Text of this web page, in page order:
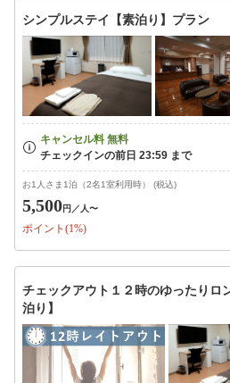
シンプルステイ【素泊り】プラン
お1人さま1泊（2名1室利用時） (税込)
5,500円 ／人〜
ポイント(1%)
チェックアウト１２時のゆったりロ
泊り】